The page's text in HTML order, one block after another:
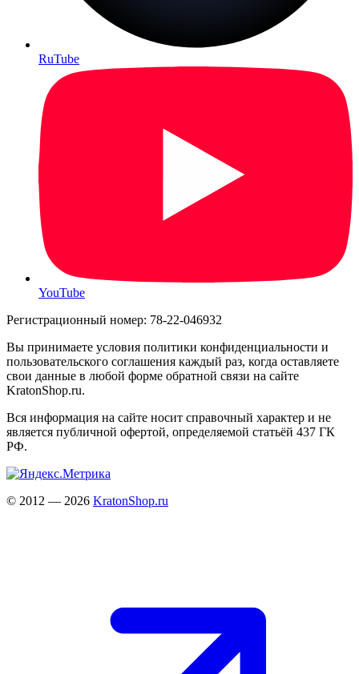
RuTube
YouTube
Регистрационный номер: 78-22-046932
Вы принимаете условия политики конфиденциальности и
пользовательского соглашения каждый раз, когда оставляете
свои данные в любой форме обратной связи на сайте
KratonShop.ru.
Вся информация на сайте носит справочный характер и не
является публичной офертой, определяемой статьёй 437 ГК
РФ.
© 2012 — 2026 KratonShop.ru